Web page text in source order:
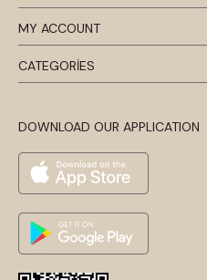
MY ACCOUNT
CATEGORİES
DOWNLOAD OUR APPLICATION